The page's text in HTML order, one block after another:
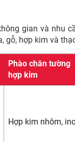
gian và nhu
gỗ, hợp kim và
Phào chân tường
hợp kim
Hợp kim nhôm,